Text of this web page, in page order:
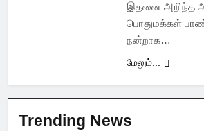
இதனை அறிந்த
பொதுமக்கள்
நன்றாக…
மேலும்...
Trending News